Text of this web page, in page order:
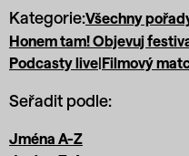
Kategorie:Všechny
Honem tam! Objevuj
Podcasty live|Filmový
Seřadit podle:
Jména A-Z